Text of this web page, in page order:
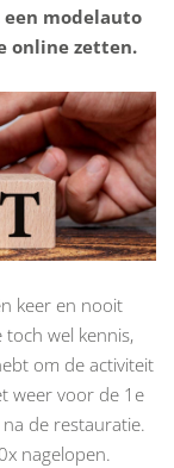
modelauto
online zetten.
keer en nooit
toch wel kennis,
om de activiteit
weer voor de 1e
de restauratie.
nagelopen.